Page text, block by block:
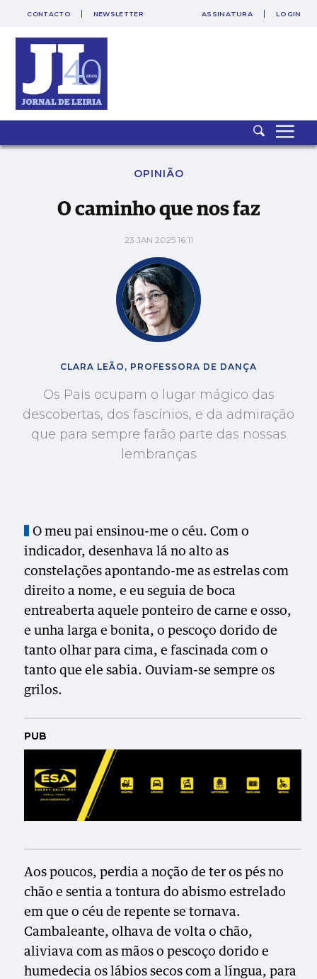
SAIR
CONTACTO NEWSLETTER ASSINATURA LOGIN
O caminho que nos faz
OPINIÃO
O caminho que nos faz
23 JAN 2025 16:11
CLARA LEÃO, PROFESSORA DE DANÇA
Os Pais ocupam o lugar mágico das
descobertas, dos fascínios, e da admiração
que para sempre farão parte das nossas
lembranças
O meu pai ensinou-me o céu. Com o
indicador, desenhava lá no alto as
constelações apontando-me as estrelas com
direito a nome, e eu seguia de boca
entreaberta aquele ponteiro de carne e osso,
e unha larga e bonita, o pescoço dorido de
tanto olhar para cima, e fascinada com o
tanto que ele sabia. Ouviam-se sempre os
grilos.
PUB
Aos poucos, perdia a noção de ter os pés no
chão e sentia a tontura do abismo estrelado
em que o céu de repente se tornava.
Cambaleante, olhava de volta o chão,
aliviava com as mãos o pescoço dorido e
humedecia os lábios secos com a língua, para